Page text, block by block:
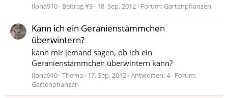
Ilona910 Beitrag #3 18. Sep. 2012 Forum: Gartenpflanzen
Kann ich ein Geranienstämmchen
überwintern?
kann mir jemand sagen, ob ich ein
Geranienstämmchen überwintern kann?
Ilona910 Thema 17. Sep. 2012 Antworten: 4 Forum:
Gartenpflanzen